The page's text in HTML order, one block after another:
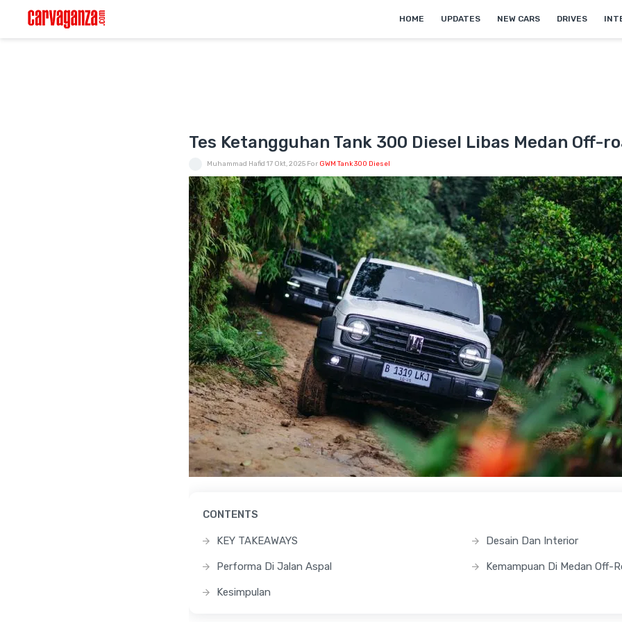
HOME UPDATES NEW CARS DRIVES
Tes Ketangguhan Tank 300 Diesel Libas Medan Off-
Muhammad Hafid 17 Okt, 2025 For GWM Tank 300 Diesel
CONTENTS
KEY TAKEAWAYS Desain Dan Interior
Performa Di Jalan Aspal Kemampuan Di Medan Off-
Kesimpulan